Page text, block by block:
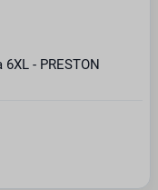
- PRESTON